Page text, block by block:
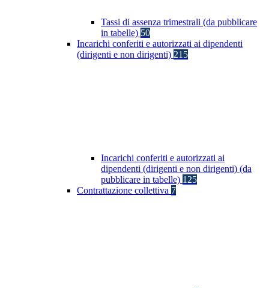
Tassi di assenza trimestrali (da pubblicare
in tabelle) 50
Incarichi conferiti e autorizzati ai dipendenti
(dirigenti e non dirigenti) 215
Incarichi conferiti e autorizzati ai
dipendenti (dirigenti e non dirigenti) (da
pubblicare in tabelle) 125
Contrattazione collettiva 7